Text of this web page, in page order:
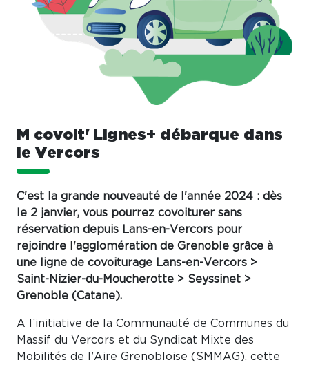
M covoit' Lignes+ débarque dans
le Vercors
C'est la grande nouveauté de l'année 2024 : dès
le 2 janvier, vous pourrez covoiturer sans
réservation depuis Lans-en-Vercors pour
rejoindre l'agglomération de Grenoble grâce à
une ligne de covoiturage Lans-en-Vercors >
Saint-Nizier-du-Moucherotte > Seyssinet >
Grenoble (Catane).
A l’initiative de la Communauté de Communes du
Massif du Vercors et du Syndicat Mixte des
Mobilités de l’Aire Grenobloise (SMMAG), cette